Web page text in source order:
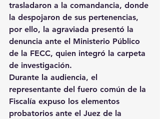
trasladaron a la comandancia, donde
la despojaron de sus pertenencias,
por ello, la agraviada presentó la
denuncia ante el Ministerio Público
de la FECC, quien integró la carpeta
de investigación.
Durante la audiencia, el
representante del fuero común de la
Fiscalía expuso los elementos
probatorios ante el Juez de la